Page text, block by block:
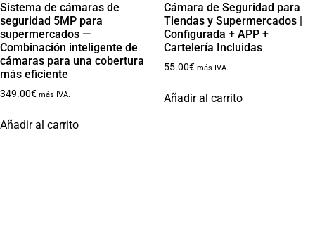
Sistema de cámaras de
seguridad 5MP para
supermercados —
Combinación inteligente de
cámaras para una cobertura
más eficiente
349.00€ más IVA.
Añadir al carrito
Cámara de Seguridad para
Tiendas y Supermercados |
Configurada + APP +
Cartelería Incluidas
55.00€ más IVA.
Añadir al carrito